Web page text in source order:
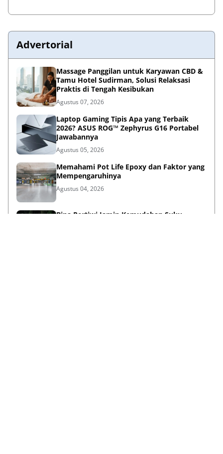
Advertorial
Massage Panggilan untuk Karyawan CBD &
Tamu Hotel Sudirman, Solusi Relaksasi
Praktis di Tengah Kesibukan
Agustus 07, 2026
Laptop Gaming Tipis Apa yang Terbaik
2026? ASUS ROG™ Zephyrus G16 Portabel
Jawabannya
Agustus 05, 2026
Memahami Pot Life Epoxy dan Faktor yang
Mempengaruhinya
Agustus 04, 2026
Bina Pertiwi Jamin Kemudahan Suku